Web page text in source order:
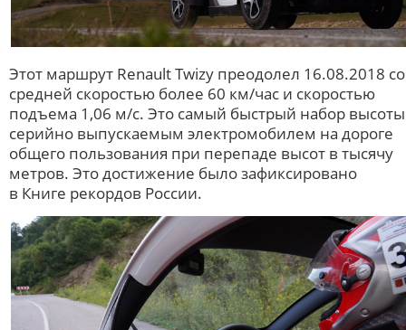
Этот маршрут Renault Twizy преодолел 16.08.2018 со
средней скоростью более 60 км/час и скоростью
подъема 1,06 м/с. Это самый быстрый набор высоты
серийно выпускаемым электромобилем на дороге
общего пользования при перепаде высот в тысячу
метров. Это достижение было зафиксировано
в Книге рекордов России.